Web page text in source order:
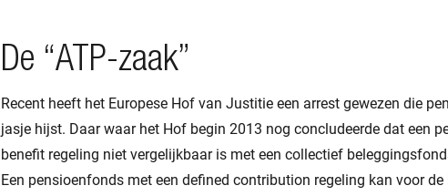
De “ATP-zaak”
Recent heeft het Europese Hof van Justitie een arrest gewezen die
jasje hijst. Daar waar het Hof begin 2013 nog concludeerde dat een
benefit regeling niet vergelijkbaar is met een collectief
Een pensioenfonds met een defined contribution regeling kan voor